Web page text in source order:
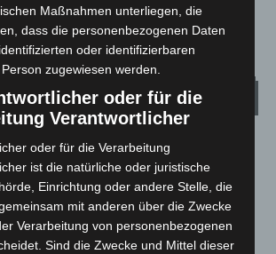
1 2 3
Wetter
12°C °
°
Maßnahmen unterliegen, die
dass die personenbezogenen Daten
oder identifizierbaren
zugewiesen werden.
oder für die
Verantwortlicher
oder für die Verarbeitung
ist die natürliche oder juristische
Einrichtung oder andere Stelle, die
mit anderen über die Zwecke
Verarbeitung von personenbezogenen
Sind die Zwecke und Mittel dieser